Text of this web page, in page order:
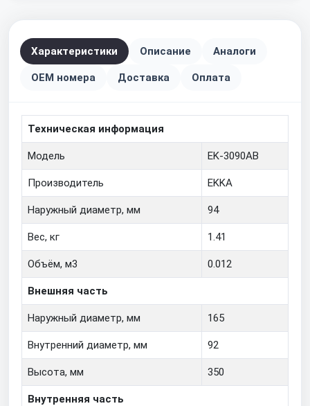
Характеристики Описание Аналоги
OEM номера Доставка Оплата
Техническая информация
Модель EK-3090AB
Производитель EKKA
Наружный диаметр, мм 94
Вес, кг 1.41
Объём, м3 0.012
Внешняя часть
Наружный диаметр, мм 165
Внутренний диаметр, мм 92
Высота, мм 350
Внутренняя часть